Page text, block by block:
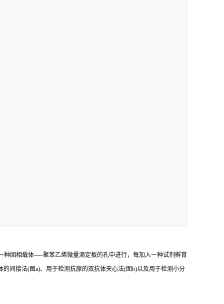
种固相载体──聚苯乙烯微量滴定板的孔中进行，每加入一种试剂孵育
的间接法(图a)、用于检测抗原的双抗体夹心法(图b)以及用于检测小分